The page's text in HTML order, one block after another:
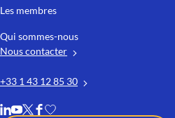
Les membres
Qui sommes-nous
Nous contacter
+33 1 43 12 85 30